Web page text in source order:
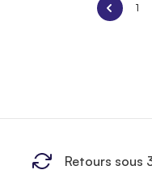
1
Retours sous